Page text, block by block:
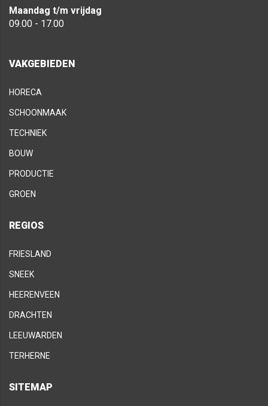
Maandag t/m vrijdag
09.00 - 17.00
VAKGEBIEDEN
HORECA
SCHOONMAAK
TECHNIEK
BOUW
PRODUCTIE
GROEN
REGIOS
FRIESLAND
SNEEK
HEERENVEEN
DRACHTEN
LEEUWARDEN
TERHERNE
SITEMAP